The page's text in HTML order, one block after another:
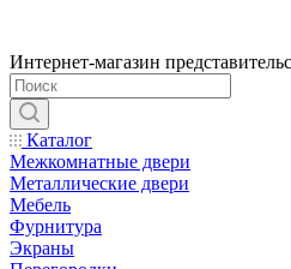
Интернет-магазин
Каталог
Межкомнатные двери
Металлические двери
Мебель
Фурнитура
Экраны